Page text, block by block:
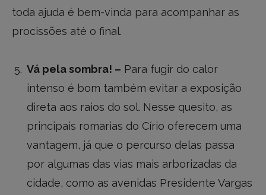
toda ajuda é bem-vinda para acompanhar as
procissões até o final.
Vá pela sombra! – Para fugir do calor
intenso é bom também evitar a exposição
direta aos raios do sol. Nesse quesito, as
principais romarias do Círio oferecem uma
vantagem, já que o percurso delas passa
por algumas das vias mais arborizadas da
cidade, como as avenidas Presidente Vargas